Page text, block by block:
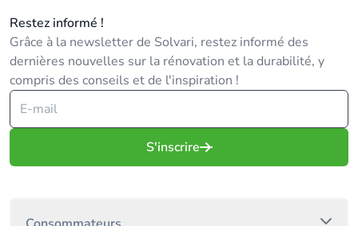
Restez informé !
Grâce à la newsletter de Solvari, restez informé des
dernières nouvelles sur la rénovation et la durabilité, y
compris des conseils et de l'inspiration !
S'inscrire